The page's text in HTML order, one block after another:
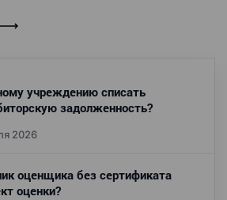
учреждению списать
задолженность?
2026
оценщика без сертификата
оценки?